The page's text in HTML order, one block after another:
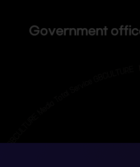
Government